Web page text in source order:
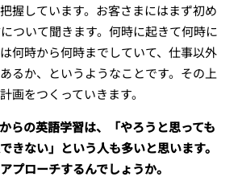
握しています。お客さまにはまず初め
ついて聞きます。何時に起きて何時に
何時から何時までしていて、仕事以外
るか、というようなことです。その上
画をつくっていきます。
の英語学習は、「やろうと思っても
きない」という人も多いと思います。
プローチするんでしょうか。